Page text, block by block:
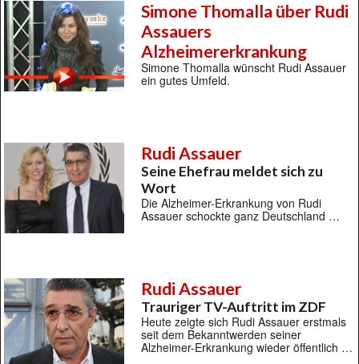
Simone Thomalla über Rudi
Assauers
Alzheimererkrankung
Simone Thomalla wünscht Rudi Assauer
ein gutes Umfeld.
Rudi Assauer
Seine Ehefrau meldet sich zu
Wort
Die Alzheimer-Erkrankung von Rudi
Assauer schockte ganz Deutschland …
Rudi Assauer
Trauriger TV-Auftritt im ZDF
Heute zeigte sich Rudi Assauer erstmals
seit dem Bekanntwerden seiner
Alzheimer-Erkrankung wieder öffentlich …